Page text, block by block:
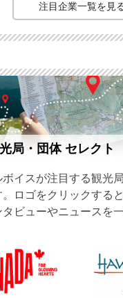
注目企業一覧を見
局・団体 セレクト
ボイスが注目する観光
。ロゴをクリックする
タビューやニュースを